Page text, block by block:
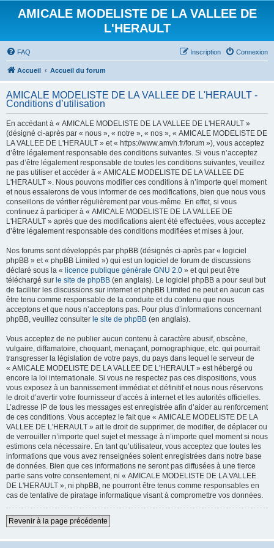
AMICALE MODELISTE DE LA VALLEE DE
L'HERAULT
FAQ Connexion
Inscription
Accueil Accueil du forum
AMICALE MODELISTE DE LA VALLEE DE L'HERAULT -
Conditions d’utilisation
En accédant à « AMICALE MODELISTE DE LA VALLEE DE L'HERAULT »
(désigné ci-après par « nous », « notre », « nos », « AMICALE MODELISTE DE
LA VALLEE DE L'HERAULT » et « https://www.amvh.fr/forum »), vous acceptez
d’être légalement responsable des conditions suivantes. Si vous n’acceptez
pas d’être légalement responsable de toutes les conditions suivantes, veuillez
ne pas utiliser et accéder à « AMICALE MODELISTE DE LA VALLEE DE
L'HERAULT ». Nous pouvons modifier ces conditions à n’importe quel moment
et nous essaierons de vous informer de ces modifications, bien que nous vous
conseillons de vérifier régulièrement par vous-même. En effet, si vous
continuez à participer à « AMICALE MODELISTE DE LA VALLEE DE
L'HERAULT » après que des modifications aient été effectuées, vous acceptez
d’être légalement responsable des conditions modifiées et mises à jour.
Nos forums sont développés par phpBB (désignés ci-après par « logiciel
phpBB » et « phpBB Limited ») qui est un logiciel de forum de discussions
déclaré sous la « licence publique générale GNU 2.0 » et qui peut être
téléchargé sur le site de phpBB (en anglais). Le logiciel phpBB a pour seul but
de faciliter les discussions sur internet et phpBB Limited ne peut en aucun cas
être tenu comme responsable de la conduite et du contenu que nous
acceptons et que nous n’acceptons pas. Pour plus d’informations concernant
phpBB, veuillez consulter le site de phpBB (en anglais).
Vous acceptez de ne publier aucun contenu à caractère abusif, obscène,
vulgaire, diffamatoire, choquant, menaçant, pornographique, etc. qui pourrait
transgresser la législation de votre pays, du pays dans lequel le serveur de
« AMICALE MODELISTE DE LA VALLEE DE L'HERAULT » est hébergé ou
encore la loi internationale. Si vous ne respectez pas ces dispositions, vous
vous exposez à un bannissement immédiat et définitif et nous nous réservons
le droit d’avertir votre fournisseur d’accès à internet et les autorités officielles.
L’adresse IP de tous les messages est enregistrée afin d’aider au renforcement
de ces conditions. Vous acceptez le fait que « AMICALE MODELISTE DE LA
VALLEE DE L'HERAULT » ait le droit de supprimer, de modifier, de déplacer ou
de verrouiller n’importe quel sujet et message à n’importe quel moment si nous
estimons cela nécessaire. En tant qu’utilisateur, vous acceptez que toutes les
informations que vous avez renseignées soient enregistrées dans notre base
de données. Bien que ces informations ne seront pas diffusées à une tierce
partie sans votre consentement, ni « AMICALE MODELISTE DE LA VALLEE
DE L'HERAULT », ni phpBB, ne pourront être tenus comme responsables en
cas de tentative de piratage informatique visant à compromettre vos données.
Revenir à la page précédente